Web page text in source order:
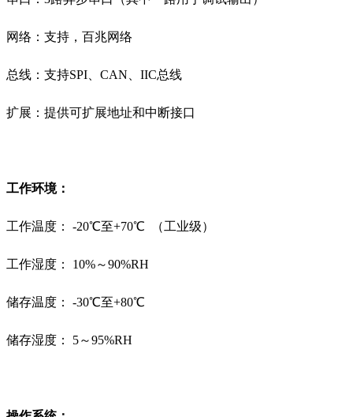
网络：支持，百兆网络
总线：支持SPI、CAN、IIC总线
扩展：提供可扩展地址和中断接口
工作环境：
工作温度： -20℃至+70℃ （工业级）
工作湿度： 10%～90%RH
储存温度： -30℃至+80℃
储存湿度： 5～95%RH